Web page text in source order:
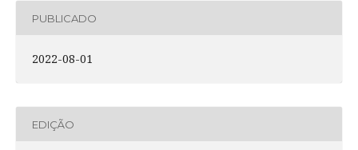
PUBLICADO
2022-08-01
EDIÇÃO